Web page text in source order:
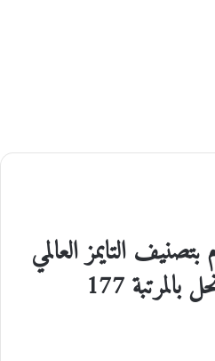
بتصنيف التايمز العالمي
177